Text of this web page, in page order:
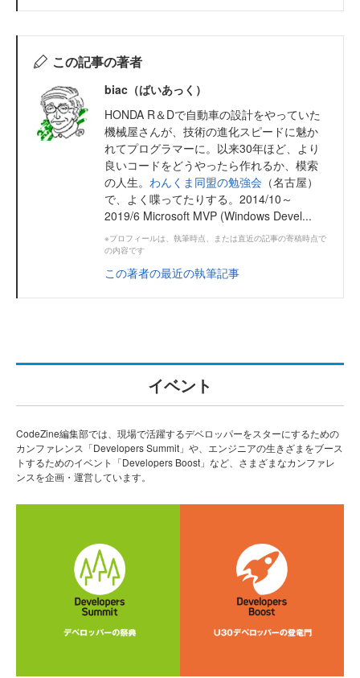
この記事の著者
biac（ばいあっく）
HONDA R＆Dで自動車の設計をやっていた
機械屋さんが、技術の進化スピードに魅か
れてプログラマーに。以来30年ほど、より
良いコードをどうやったら作れるか、模索
の人生。 わんくま同盟の勉強会 （名古屋）
で、よく喋ってたりする。2014/10～
2019/6 Microsoft MVP (Windows Devel...
※プロフィールは、執筆時点、または直近の記事の寄稿時点で
の内容です
この著者の最近の執筆記事
イベント
CodeZine編集部では、現場で活躍するデベロッパーをスターにするための
カンファレンス「Developers Summit」や、エンジニアの生きざまをブース
トするためのイベント「Developers Boost」など、さまざまなカンファレ
ンスを企画・運営しています。